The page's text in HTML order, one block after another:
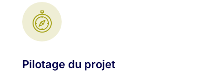
Pilotage du projet